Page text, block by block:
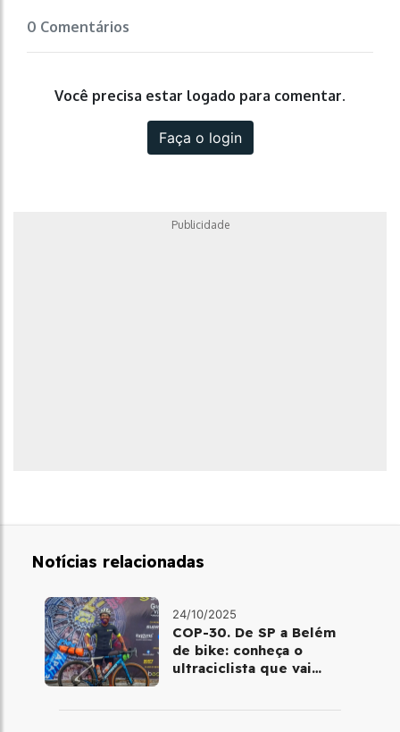
0 Comentários
Você precisa estar logado para comentar.
Faça o login
Publicidade
Notícias relacionadas
24/10/2025
COP-30. De SP a Belém
de bike: conheça o
ultraciclista que vai